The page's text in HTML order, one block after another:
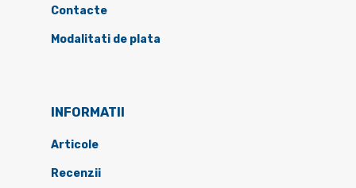
Contacte
Modalitati de plata
INFORMATII
Articole
Recenzii